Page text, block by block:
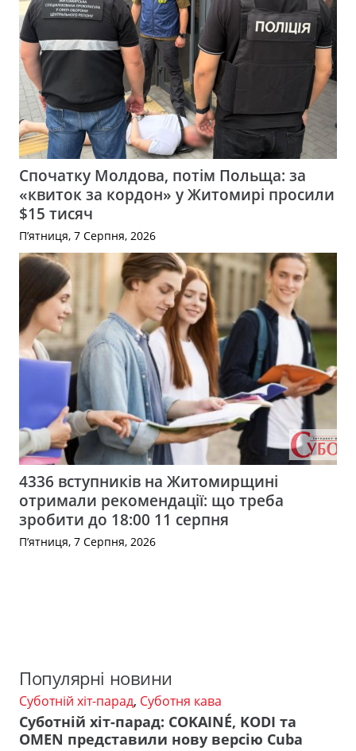
Спочатку Молдова, потім Польща: за
«квиток за кордон» у Житомирі просили
$15 тисяч
П’ятниця, 7 Серпня, 2026
4336 вступників на Житомирщині
отримали рекомендації: що треба
зробити до 18:00 11 серпня
П’ятниця, 7 Серпня, 2026
Популярні новини
Суботній хіт-парад, Суботня кава
Суботній хіт-парад: COKAINÉ, KODI та
OMEN представили нову версію Cuba